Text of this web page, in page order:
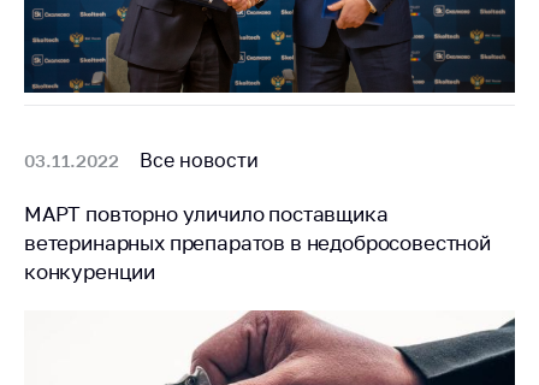
03.11.2022 Все новости
МАРТ повторно уличило поставщика
ветеринарных препаратов в недобросовестной
конкуренции